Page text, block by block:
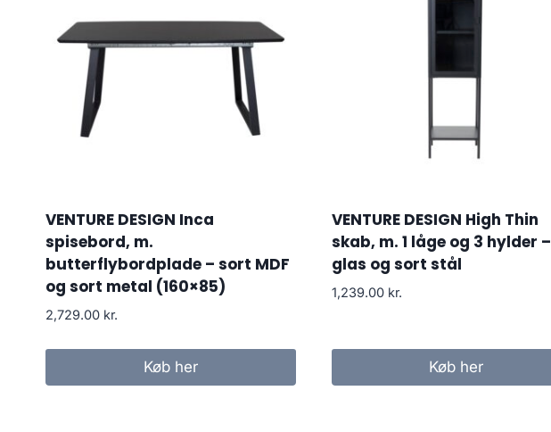
VENTURE DESIGN Inca
spisebord, m.
butterflybordplade – sort MDF
og sort metal (160×85)
2,729.00 kr.
Køb her
VENTURE DESIGN High Thin
skab, m. 1 låge og 3 hylder –
glas og sort stål
1,239.00 kr.
Køb her